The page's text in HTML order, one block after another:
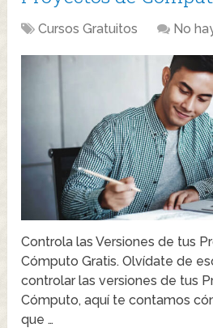
Cursos Gratuitos No
Controla las Versiones de tus
Cómputo Gratis. Olvídate de
controlar las versiones de tus
Cómputo, aquí te contamos
que …